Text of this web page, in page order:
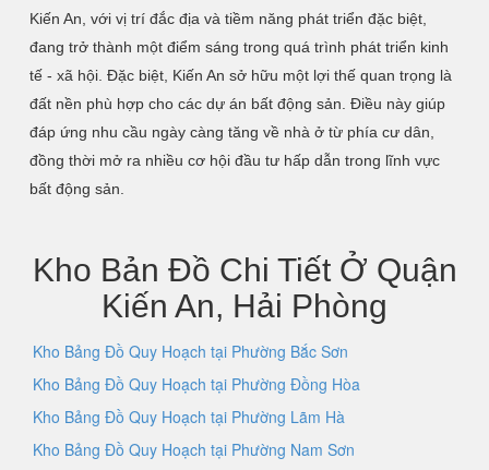
Kiến An, với vị trí đắc địa và tiềm năng phát triển đặc biệt,
đang trở thành một điểm sáng trong quá trình phát triển kinh
tế - xã hội. Đặc biệt, Kiến An sở hữu một lợi thế quan trọng là
đất nền phù hợp cho các dự án bất động sản. Điều này giúp
đáp ứng nhu cầu ngày càng tăng về nhà ở từ phía cư dân,
đồng thời mở ra nhiều cơ hội đầu tư hấp dẫn trong lĩnh vực
bất động sản.
Kho Bản Đồ Chi Tiết Ở Quận
Kiến An, Hải Phòng
Kho Bảng Đồ Quy Hoạch tại Phường Bắc Sơn
Kho Bảng Đồ Quy Hoạch tại Phường Đồng Hòa
Kho Bảng Đồ Quy Hoạch tại Phường Lãm Hà
Kho Bảng Đồ Quy Hoạch tại Phường Nam Sơn